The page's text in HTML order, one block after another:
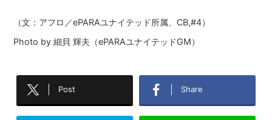
（文：アフロ／ePARAユナイテッド所属、CB,#4）
Photo by 細貝 輝夫（ePARAユナイテッドGM）
Post Share